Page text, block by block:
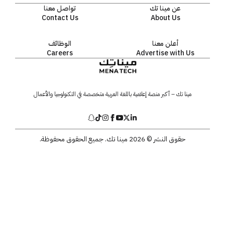
عن مينا تك
About Us
تواصل معنا
Contact Us
أعلن معنا
Advertise with Us
الوظائف
Careers
مينا تك – أكبر منصة إعلامية باللغة العربية متخصصة في التكنولوجيا والأعمال
حقوق النشر © 2026 مينا تك. جميع الحقوق محفوظة.